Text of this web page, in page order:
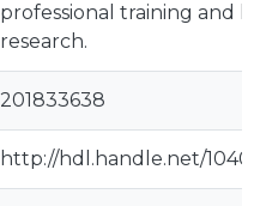
professional training and
research.
201833638
http://hdl.handle.net/